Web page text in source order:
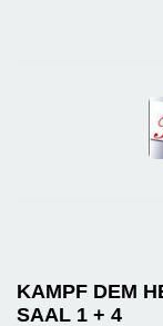
KAMPF DEM
SAAL 1 + 4